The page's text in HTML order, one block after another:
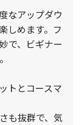
なアップダウ
しめます。フ
で、ビギナー
トとコースマ
も抜群で、気